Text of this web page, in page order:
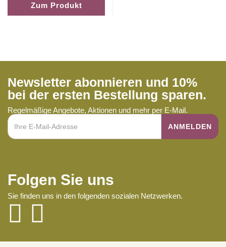
Zum Produkt
Newsletter abonnieren und 10%
bei der ersten Bestellung sparen.
Regelmäßige Angebote, Aktionen und mehr per E-Mail.
Folgen Sie uns
Sie finden uns in den folgenden sozialen Netzwerken.